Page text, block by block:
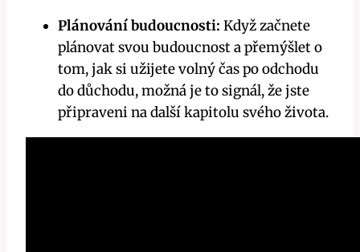
Plánování budoucnosti: Když začnete
plánovat svou budoucnost a přemýšlet o
tom, jak si užijete volný čas po odchodu
do důchodu, možná je to signál, že jste
připraveni na další kapitolu svého života.